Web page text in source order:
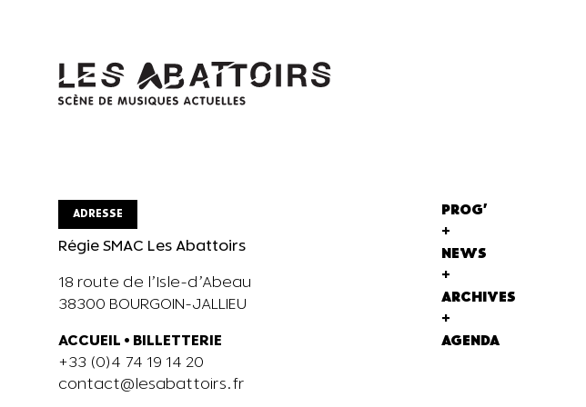
ADRESSE
Régie SMAC Les Abattoirs
18 route de l’Isle-d’Abeau
38300 BOURGOIN-JALLIEU
ACCUEIL • BILLETTERIE
+33 (0)4 74 19 14 20
contact@lesabattoirs.fr
PROG'
+
NEWS
+
ARCHIVES
+
AGENDA